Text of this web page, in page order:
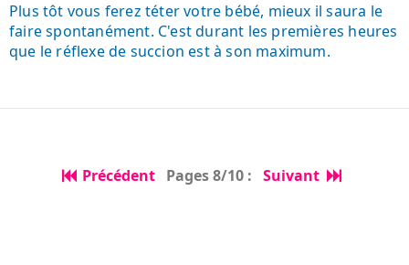
Plus tôt vous ferez téter votre bébé, mieux il saura le
faire spontanément. C'est durant les premières heures
que le réflexe de succion est à son maximum.
Précédent Pages 8/10 : Suivant